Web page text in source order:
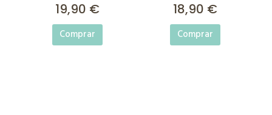
19,90 €
Comprar
18,90 €
Comprar